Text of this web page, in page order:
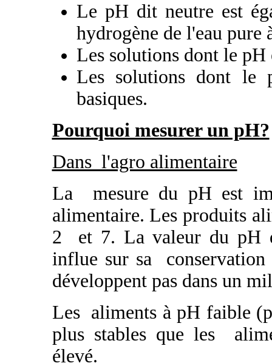
Le pH dit neutre est
hydrogène de l'eau pure
Les solutions dont le
Les solutions dont le
basiques.
Pourquoi mesurer un pH?
Dans l'agro alimentaire
La mesure du pH est
alimentaire. Les produits
2 et 7. La valeur du pH
influe sur sa conservation
développent pas dans un
Les aliments à pH faible
plus stables que les
élevé.